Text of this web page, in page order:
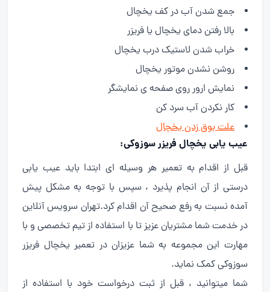
جمع شدن آب در کف یخچال
بالا رفتن دمای یخچال یا فریزر
خراب شدن لاستیک درب یخچال
روشن نشدن موتور یخچال
نمایش ارور روی صفحه ی نمایشگر
کار نکردن آب سرد کن
علت بوق زدن یخچال
عیب یابی یخچال فریزر سوزوکی:
قبل از اقدام به تعمیر هر وسیله ای ابتدا باید عیب یابی
درستی از آن انجام پذیرد ، سپس با توجه به مشکل پیش
آمده نسبت به رفع صحیح آن اقدام کرد.تهران سرویس آنلاین
در خدمت شما مشتریان عزیز تا با استفاده از تیم تخصصی و با
مهارت این مجموعه به شما عزیزان در تعمیر یخچال فریزر
سوزوکی کمک نماید.
شما میتوانید ، قبل از ثبت درخواست خود با استفاده از